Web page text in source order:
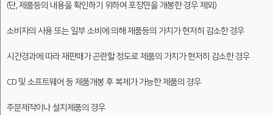
(단, 제품등의 내용을 확인하기 위하여 포장만을 개봉한 경우 제외)
소비자의 사용 또는 일부 소비에 의해 제품등의 가치가 현저히 감소한 경우
시간경과에 따라 재판매가 곤란할 정도로 제품의 가치가 현저히 감소한 경우
CD 및 소프트웨어 등 제품개봉 후 복제가 가능한 제품의 경우
주문제작이나 설치제품의 경우